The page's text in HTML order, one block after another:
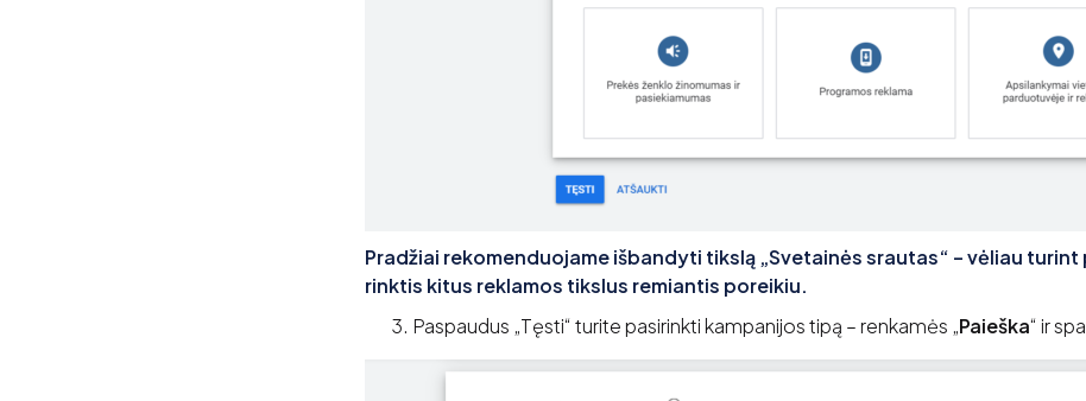
Pradžiai rekomenduojame išbandyti tikslą „Svetainės srautas“ – vėliau
rinktis kitus reklamos tikslus remiantis poreikiu.
Paspaudus „Tęsti“ turite pasirinkti kampanijos tipą – renkamės „Paieška“ ir